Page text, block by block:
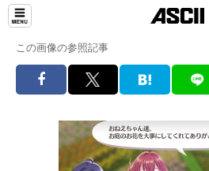
この画像の参照記事